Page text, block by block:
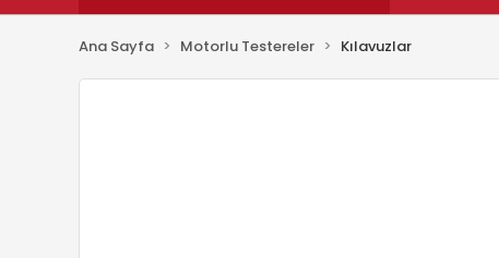
Ana Sayfa Motorlu Testereler Kılavuzlar